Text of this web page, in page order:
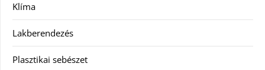
Klíma
Lakberendezés
Plasztikai sebészet